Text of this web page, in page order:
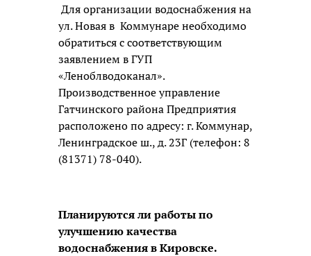
Для организации водоснабжения на
ул. Новая в Коммунаре необходимо
обратиться с соответствующим
заявлением в ГУП
«Леноблводоканал».
Производственное управление
Гатчинского района Предприятия
расположено по адресу: г. Коммунар,
Ленинградское ш., д. 23Г (телефон: 8
(81371) 78-040).
Планируются ли работы по
улучшению качества
водоснабжения в Кировске.